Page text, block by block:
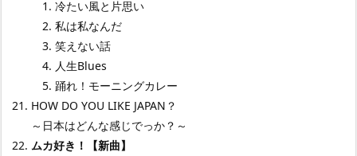
冷たい風と片思い
私は私なんだ
笑えない話
人生Blues
踊れ！モーニングカレー
HOW DO YOU LIKE JAPAN？
～日本はどんな感じでっか？～
ムカ好き！【新曲】